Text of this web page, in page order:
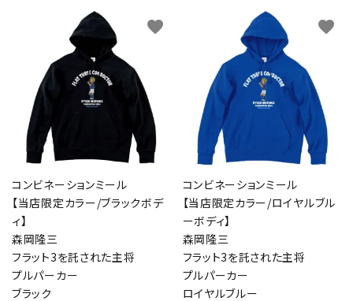
コンビネーションミール
【当店限定カラー/ブラックボデ
ィ】
森岡隆三
フラット3を託された主将
プルパーカー
ブラック
favorite
コンビネーションミール
【当店限定カラー/ロイヤルブル
ーボディ】
森岡隆三
フラット3を託された主将
プルパーカー
ロイヤルブルー
favorite